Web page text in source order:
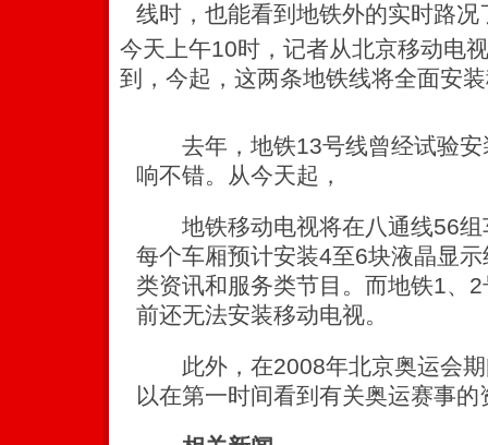
线时，也能看到地铁外的实时路况
今天上午10时，记者从北京移动电
到，今起，这两条地铁线将全面安
去年，地铁13号线曾经试验安
响不错。从今天起，
地铁移动电视将在八通线56组
每个车厢预计安装4至6块液晶显
类资讯和服务类节目。而地铁1、
前还无法安装移动电视。
此外，在2008年北京奥运会期
以在第一时间看到有关奥运赛事的